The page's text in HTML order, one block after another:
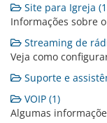
Site para Igreja
Informações sobre
Streaming de
Veja como
Suporte e
VOIP (1)
Algumas